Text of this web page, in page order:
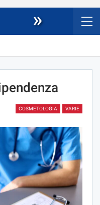
»
COSMETOLOGIA VARIE